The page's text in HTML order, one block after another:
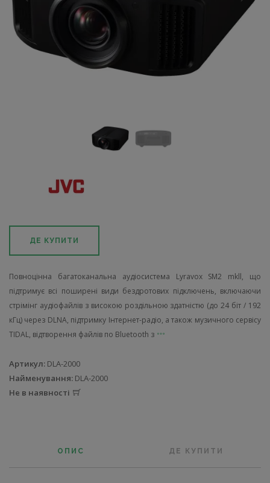
ДЕ КУПИТИ
Повноцінна багатоканальна аудіосистема Lyravox SM2 mkll, що
підтримує всі поширені види бездротових підключень, включаючи
стрімінг аудіофайлів з високою роздільною здатністю (до 24 біт / 192
кГц) через DLNA, підтримку Інтернет-радіо, а також музичного сервісу
TIDAL, відтворення файлів по Bluetooth з
Артикул: DLA-2000
Найменування: DLA-2000
Не в наявності
ОПИС ДЕ КУПИТИ